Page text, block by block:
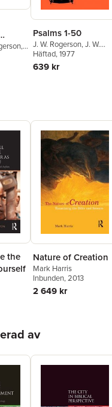
,
M.
Psalms 1-50
J. W. Rogerson,J. W.
McKay
Häftad, 1977
639 kr
the
Nature of Creation
Mark Harris
Inbunden, 2013
2 649 kr
av